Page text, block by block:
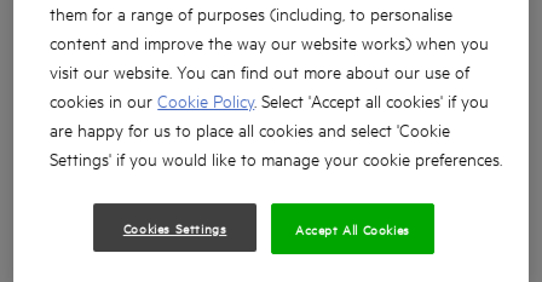
Mașină de găurit cu percuție puternică, cu 2 viteze, 850
wați
them for a range of purposes (including, to personalise
content and improve the way our website works) when you
visit our website. You can find out more about our use of
cookies in ourCookie Policy. Select 'Accept all cookies' if you
are happy for us to place all cookies and select 'Cookie
Settings' if you would like to manage your cookie preferences.
Cookies Settings Accept All Cookies